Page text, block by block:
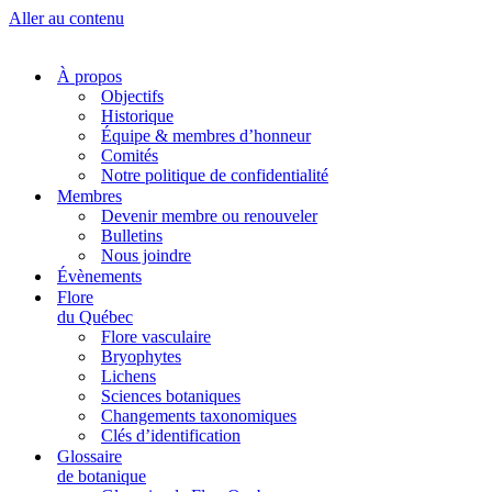
Aller au contenu
À propos
Objectifs
Historique
Équipe & membres d’honneur
Comités
Notre politique de confidentialité
Membres
Devenir membre ou renouveler
Bulletins
Nous joindre
Évènements
Flore
du Québec
Flore vasculaire
Bryophytes
Lichens
Sciences botaniques
Changements taxonomiques
Clés d’identification
Glossaire
de botanique